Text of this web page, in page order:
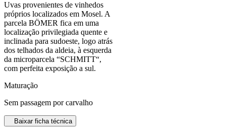
Uvas provenientes de vinhedos
próprios localizados em Mosel. A
parcela BÖMER fica em uma
localização privilegiada quente e
inclinada para sudoeste, logo atrás
dos telhados da aldeia, à esquerda
da microparcela “SCHMITT“,
com perfeita exposição a sul.
Maturação
Sem passagem por carvalho
Baixar ficha técnica